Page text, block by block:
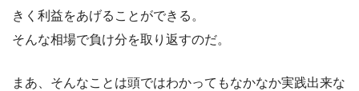
きく利益をあげることができる。
そんな相場で負け分を取り返すのだ。
まあ、そんなことは頭ではわかってもなかなか実践出来な